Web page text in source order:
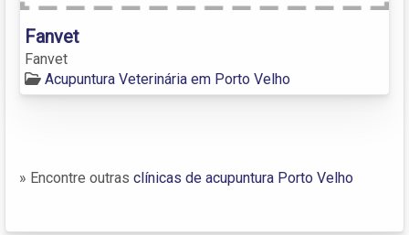
Fanvet
Fanvet
Acupuntura Veterinária em Porto Velho
» Encontre outras clínicas de acupuntura Porto Velho